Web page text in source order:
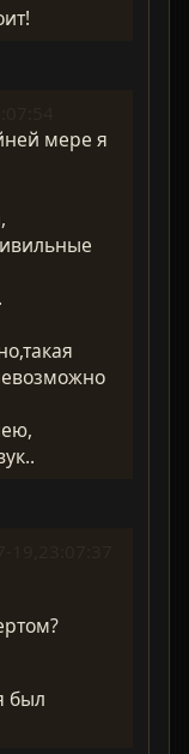
мере я
был